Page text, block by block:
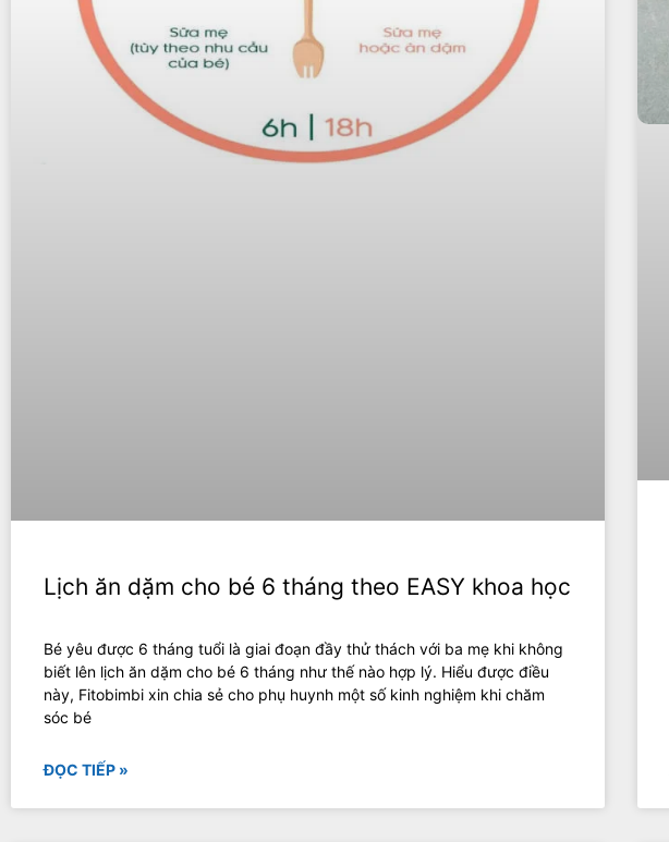
Lịch ăn dặm cho bé 6 tháng theo EASY khoa học
Bé yêu được 6 tháng tuổi là giai đoạn đầy thử thách với ba mẹ khi không
biết lên lịch ăn dặm cho bé 6 tháng như thế nào hợp lý. Hiểu được điều
này, Fitobimbi xin chia sẻ cho phụ huynh một số kinh nghiệm khi chăm
sóc bé
ĐỌC TIẾP »